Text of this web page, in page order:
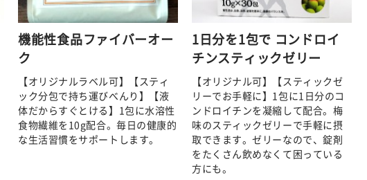
機能性食品ファイバーオー
ク
【オリジナルラベル可】【スティ
ック分包で持ち運びべんり】【液
体だからすぐとける】1包に水溶性
食物繊維を10g配合。毎日の健康的
な生活習慣をサポートします。
1日分を1包で コンドロイ
チンスティックゼリー
【オリジナル可】【スティックゼ
リーでお手軽に】1包に1日分のコ
ンドロイチンを凝縮して配合。梅
味のスティックゼリーで手軽に摂
取できます。ゼリーなので、錠剤
をたくさん飲めなくて困っている
方にも。